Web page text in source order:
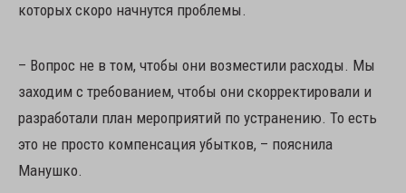
которых скоро начнутся проблемы.
– Вопрос не в том, чтобы они возместили расходы. Мы
заходим с требованием, чтобы они скорректировали и
разработали план мероприятий по устранению. То есть
это не просто компенсация убытков, – пояснила
Манушко.